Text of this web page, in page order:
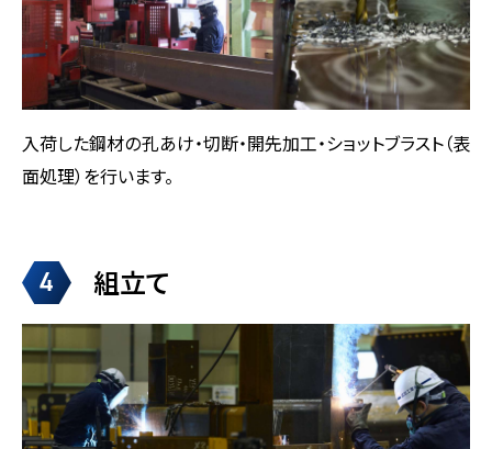
入荷した鋼材の孔あけ・切断・開先加工・ショットブラスト（表
面処理）を行います。
4 組立て